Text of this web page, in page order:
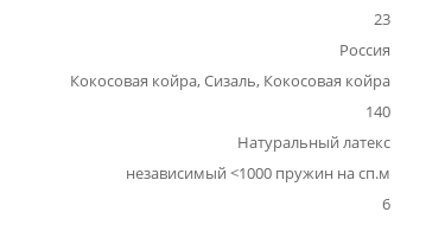
23
Россия
Кокосовая койра, Сизаль, Кокосовая койра
140
Натуральный латекс
независимый <1000 пружин на сп.м
6